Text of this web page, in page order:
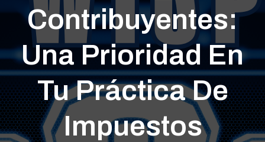
Contribuyentes:
Una Prioridad En
Tu Práctica De
Impuestos